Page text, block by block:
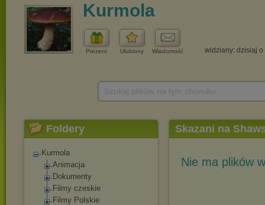
Kurmola
Prezent Ulubiony Wiadomość widziany: dzisiaj o
Foldery
Kurmola
Animacja
Dokumenty
Filmy czeskie
Filmy Polskie
Skazani na
Nie ma plików